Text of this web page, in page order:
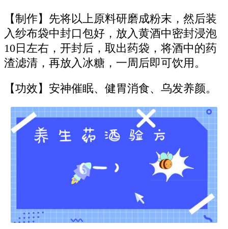
【制作】先将以上原料研磨成粉末，然后装
入纱布袋中封口包好，放入黄酒中密封浸泡
10日左右，开封后，取出药袋，将酒中的药
渣滤清，再放入冰糖，一周后即可饮用。
【功效】安神催眠、健胃消食、乌发养颜。